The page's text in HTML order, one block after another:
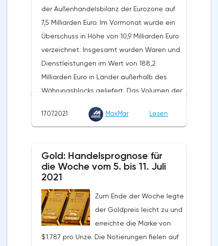
der Außenhandelsbilanz der Eurozone auf
7,5 Milliarden Euro. Im Vormonat wurde ein
Überschuss in Höhe von 10,9 Milliarden Euro
verzeichnet. Insgesamt wurden Waren und
Dienstleistungen im Wert von 188,2
Milliarden Euro in Länder außerhalb des
Währungsblocks geliefert. Das Volumen der
Monaten um 31,9 %. Die Importe wurden in
Nach Angaben von Eurostat schlossen die
Länder der Eurozone die fünf Monate des
Außenhandelsüberschuss von 79,7 Milliarden
Euro ab, was 21% über dem positiven Saldo
des Vorjahreszeitraums liegt. Die Exporte
beliefen sich im genannten Zeitraum auf
17.07.2021 MaxMar Lesen
Gold: Handelsprognose für
die Woche vom 5. bis 11. Juli
2021
Zum Ende der Woche legte
der Goldpreis leicht zu und
erreichte die Marke von
$1.787 pro Unze. Die Notierungen fielen auf